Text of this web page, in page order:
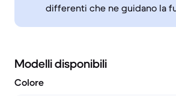
differenti che ne guidano la
Modelli disponibili
Colore